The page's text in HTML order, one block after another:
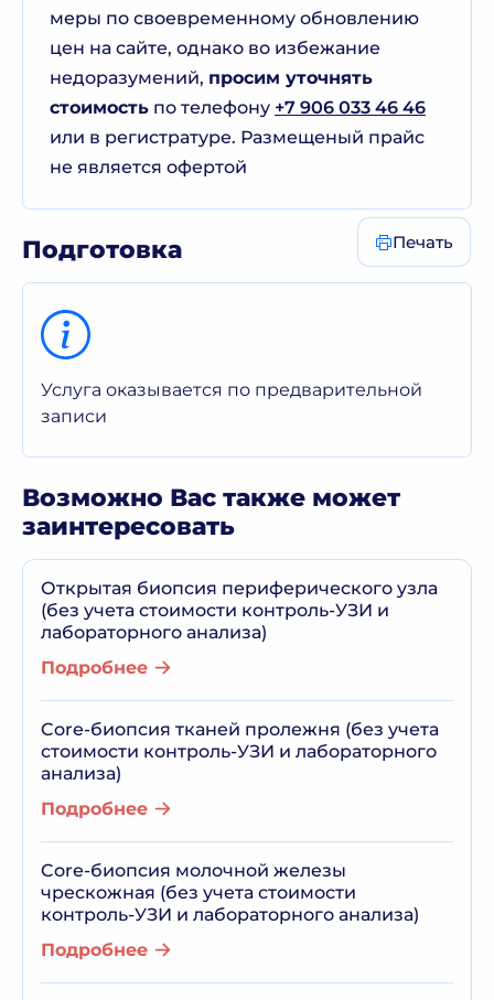
меры по своевременному обновлению
цен на сайте, однако во избежание
недоразумений, просим уточнять
стоимость по телефону +7 906 033 46 46
или в регистратуре. Размещеный прайс
не является офертой
Подготовка Печать
Услуга оказывается по предварительной
записи
Возможно Вас также может
заинтересовать
Открытая биопсия периферического узла
(без учета стоимости контроль-УЗИ и
лабораторного анализа)
Подробнее
Core-биопсия тканей пролежня (без учета
стоимости контроль-УЗИ и лабораторного
анализа)
Подробнее
Core-биопсия молочной железы
чрескожная (без учета стоимости
контроль-УЗИ и лабораторного анализа)
Подробнее